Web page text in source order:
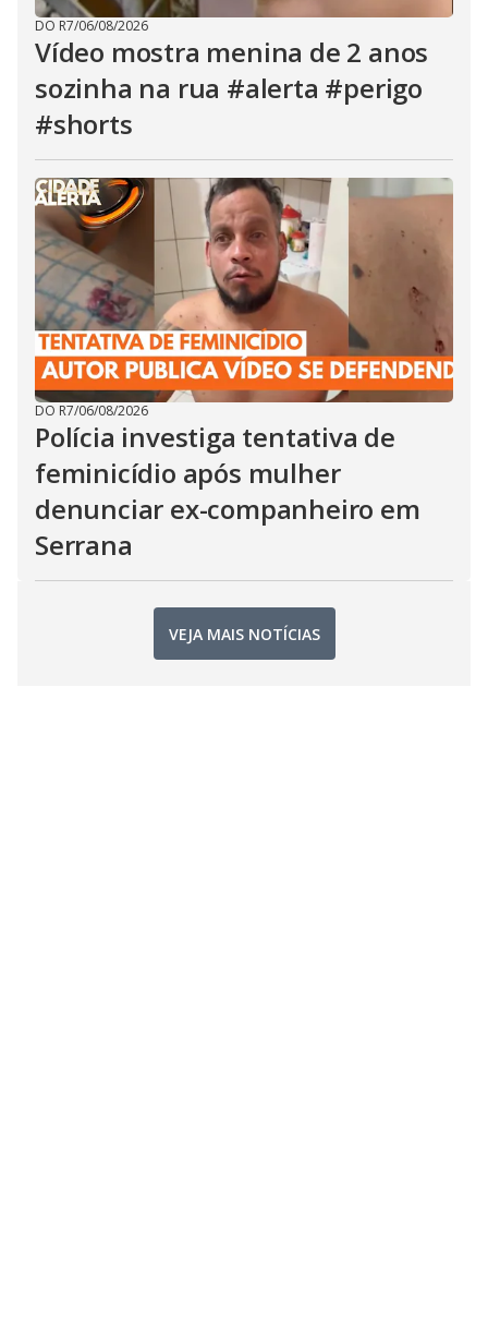
DO R7/06/08/2026
Vídeo mostra menina de 2 anos
sozinha na rua #alerta #perigo
#shorts
DO R7/06/08/2026
Polícia investiga tentativa de
feminicídio após mulher
denunciar ex-companheiro em
Serrana
VEJA MAIS NOTÍCIAS